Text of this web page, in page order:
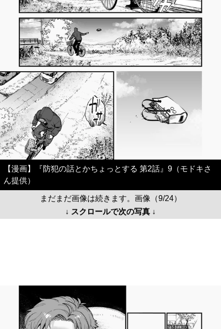
【漫画】『防犯の話とかちょっとする 第2話』9（モドキさ
ん提供）
まだまだ画像は続きます。画像（9/24）
↓ スクロールで次の写真 ↓